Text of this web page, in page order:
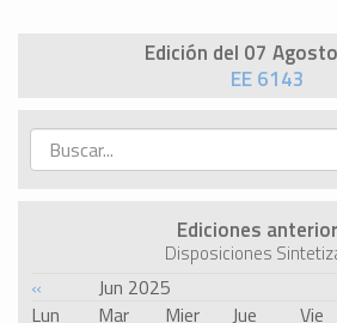
Edición del 07
EE 6143
Ediciones
Disposiciones
« Jun 2025
Lun
Mar Mier Jue Vie